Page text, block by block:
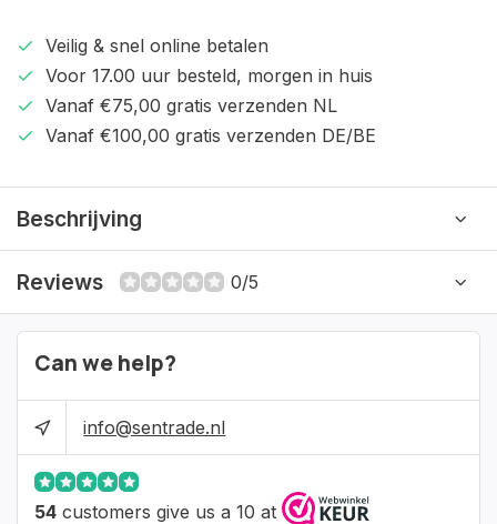
Veilig & snel online betalen
Voor 17.00 uur besteld, morgen in huis
Vanaf €75,00 gratis verzenden NL
Vanaf €100,00 gratis verzenden DE/BE
Beschrijving
Reviews 0/5
Can we help?
info@sentrade.nl
54 customers give us a 10 at